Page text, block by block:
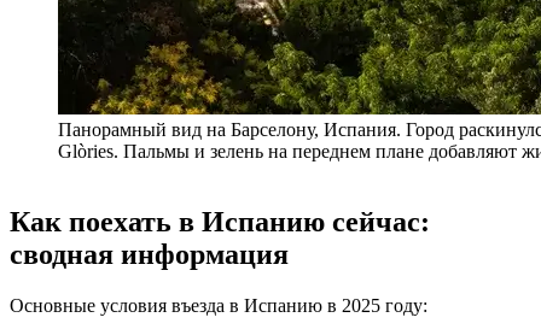
Панорамный вид на Барселону, Испания. Город
Glòries. Пальмы и зелень на переднем плане добавляют
Как поехать в Испанию сейчас:
сводная информация
Основные условия въезда в Испанию в 2025 году: